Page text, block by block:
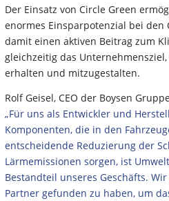
Der Einsatz von Circle Green
enormes Einsparpotenzial bei den
damit einen aktiven Beitrag zum
gleichzeitig das
erhalten und mitzugestalten.
Rolf Geisel, CEO der Boysen
„Für uns als Entwickler und
Komponenten, die in den
entscheidende Reduzierung der
Lärmemissionen sorgen, ist
Bestandteil unseres Geschäfts.
Partner gefunden zu haben, um